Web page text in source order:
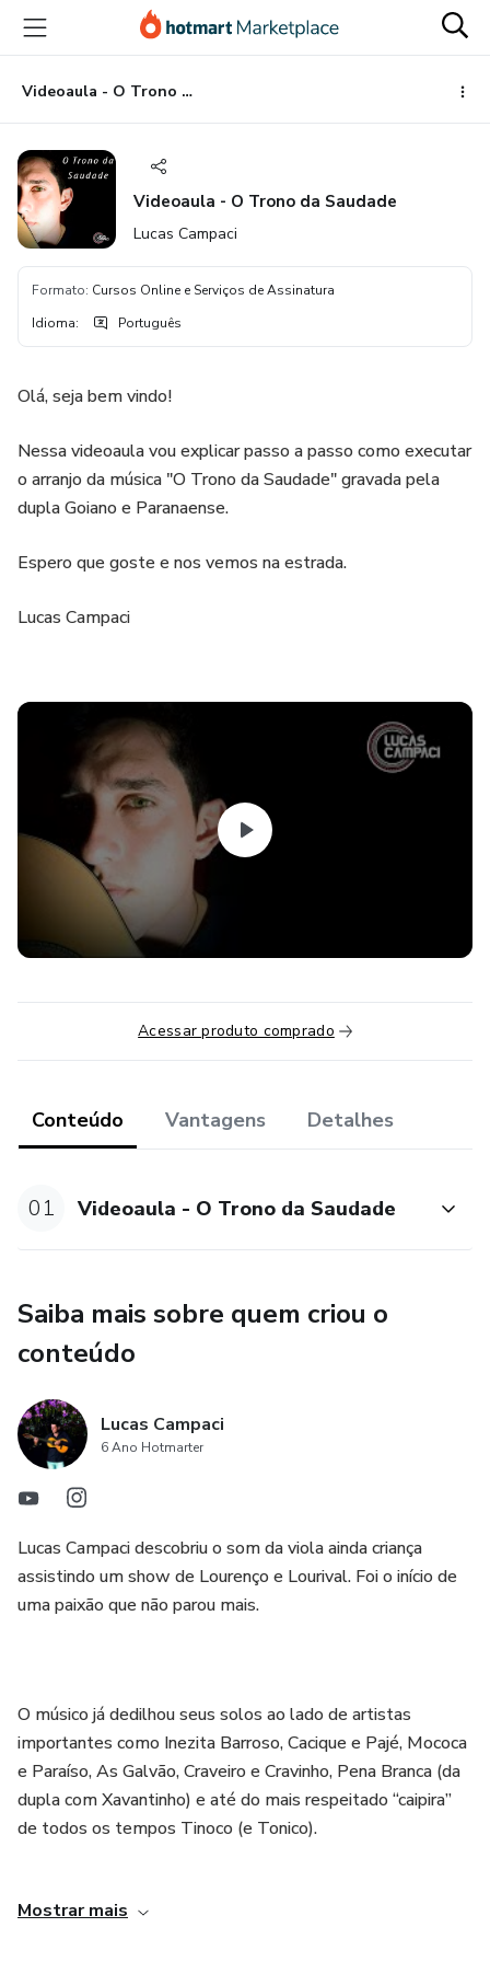
para
conteúdo
principal
para
pagamento
para
rodapé
Videoaula - O Trono da Saudade
Videoaula - O Trono da Saudade
Lucas Campaci
Formato: Cursos Online e Serviços de Assinatura
Idioma: Português
Olá, seja bem vindo!
Nessa videoaula vou explicar passo a passo como executar
o arranjo da música "O Trono da Saudade" gravada pela
dupla Goiano e Paranaense.
Espero que goste e nos vemos na estrada.
Lucas Campaci
Acessar produto comprado
Conteúdo Vantagens Detalhes
01 Videoaula - O Trono da Saudade
Saiba mais sobre quem criou o
conteúdo
Lucas Campaci
6 Ano Hotmarter
Lucas Campaci descobriu o som da viola ainda criança
assistindo um show de Lourenço e Lourival. Foi o início de
uma paixão que não parou mais.
O músico já dedilhou seus solos ao lado de artistas
importantes como Inezita Barroso, Cacique e Pajé, Mococa
e Paraíso, As Galvão, Craveiro e Cravinho, Pena Branca (da
dupla com Xavantinho) e até do mais respeitado “caipira”
de todos os tempos Tinoco (e Tonico).
Mostrar mais